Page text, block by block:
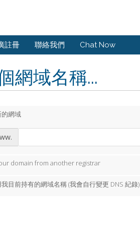
註冊 聯絡我們 Chat Now
網域名稱...
網域
domain from another registrar
目前持有的網域名稱 (我會自行變更 DNS 紀錄)